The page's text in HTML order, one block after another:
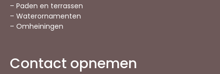
– Paden en terrassen
– Waterornamenten
– Omheiningen
Contact opnemen